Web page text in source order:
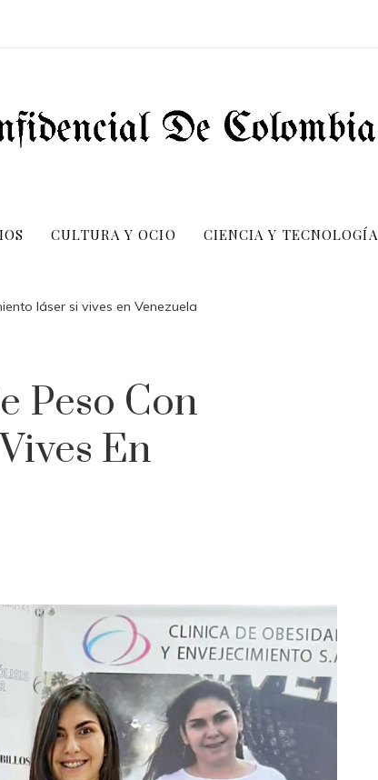
CULTURA Y OCIO CIENCIA Y TECNOLOGÍA
láser si vives en Venezuela
Peso Con
En